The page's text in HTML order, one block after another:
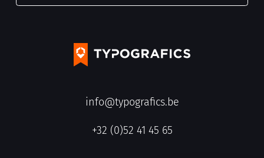
info@typografics.be
+32 (0)52 41 45 65